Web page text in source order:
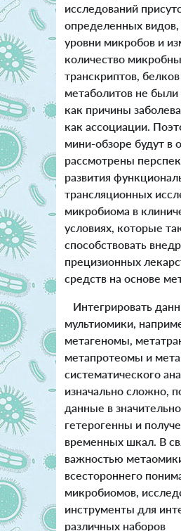
исследований
определенных
уровни микробов и
количество
транскриптов,
метаболитов не были
как причины
как ассоциации.
мини-обзоре будут в
рассмотрены
развития
трансляционных
микробиома в
условиях, которые
способствовать
прецизионных
средств на основе
Интегрировать
мультиомики,
метагеномы,
метапротеомы и
систематического
изначально сложно,
данные в
гетерогенны и
временных шкал. В
важностью
всестороннего
микробиомов,
инструменты для
различных наборов